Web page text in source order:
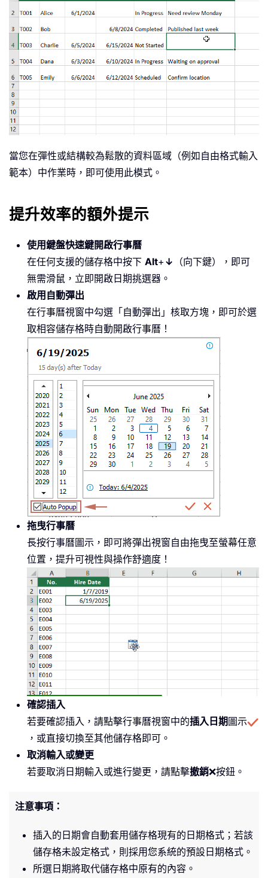
當您在彈性或結構較為鬆散的資料區域（例如自由格式輸入
範本）中作業時，即可使用此模式。
提升效率的額外提示
使用鍵盤快速鍵開啟行事曆
在任何支援的儲存格中按下 Alt+ ↓ （向下鍵），即可
無需滑鼠，立即開啟日期挑選器。
啟用自動彈出
在行事曆視窗中勾選「自動彈出」核取方塊，即可於選
取相容儲存格時自動開啟行事曆！
拖曳行事曆
長按行事曆圖示，即可將彈出視窗自由拖曳至螢幕任意
位置，提升可視性與操作舒適度！
確認插入
若要確認插入，請點擊行事曆視窗中的插入日期圖示
，或直接切換至其他儲存格即可。
取消輸入或變更
若要取消日期輸入或進行變更，請點擊撤銷❌按鈕。
注意事項：
插入的日期會自動套用儲存格現有的日期格式；若該
儲存格未設定格式，則採用您系統的預設日期格式。
所選日期將取代儲存格中原有的內容。